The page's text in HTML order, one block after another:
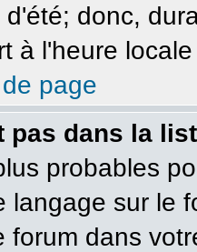
donc,
à l'heure
page
pas dans la
probables
langage sur le
forum dans